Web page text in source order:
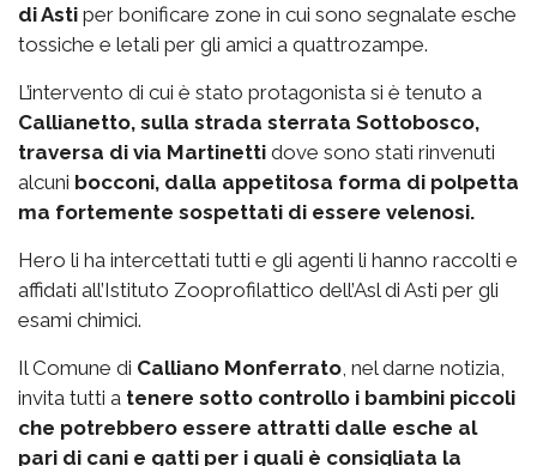
di Asti per bonificare zone in cui sono segnalate esche
tossiche e letali per gli amici a quattrozampe.
L’intervento di cui è stato protagonista si è tenuto a
Callianetto, sulla strada sterrata Sottobosco,
traversa di via Martinetti dove sono stati rinvenuti
alcuni bocconi, dalla appetitosa forma di polpetta
ma fortemente sospettati di essere velenosi.
Hero li ha intercettati tutti e gli agenti li hanno raccolti e
affidati all’Istituto Zooprofilattico dell’Asl di Asti per gli
esami chimici.
Il Comune di Calliano Monferrato , nel darne notizia,
invita tutti a tenere sotto controllo i bambini piccoli
che potrebbero essere attratti dalle esche al
pari di cani e gatti per i quali è consigliata la